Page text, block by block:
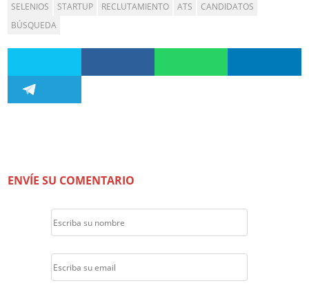
SELENIOS STARTUP RECLUTAMIENTO ATS
CANDIDATOS
BÚSQUEDA
ENVÍE SU COMENTARIO